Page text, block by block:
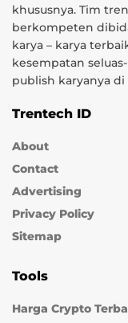
khususnya. Tim
berkompeten
karya – karya
kesempatan
publish karyanya
Trentech ID
About
Contact
Advertising
Privacy Policy
Sitemap
Tools
Harga Crypto